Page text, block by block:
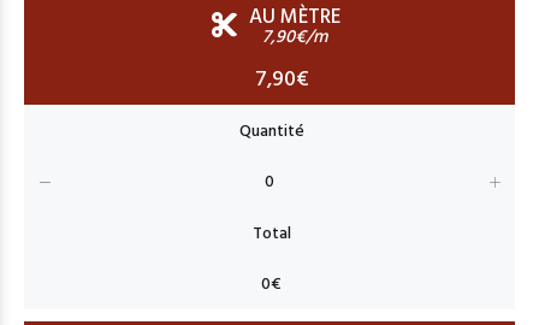
AU MÈTRE
7,90€/m
7,90€